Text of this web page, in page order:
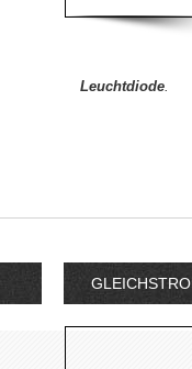
Leuchtdiode.